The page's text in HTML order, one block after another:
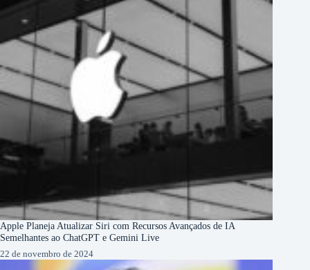
Apple Planeja Atualizar Siri com Recursos Avançados de IA
Semelhantes ao ChatGPT e Gemini Live
22 de novembro de 2024